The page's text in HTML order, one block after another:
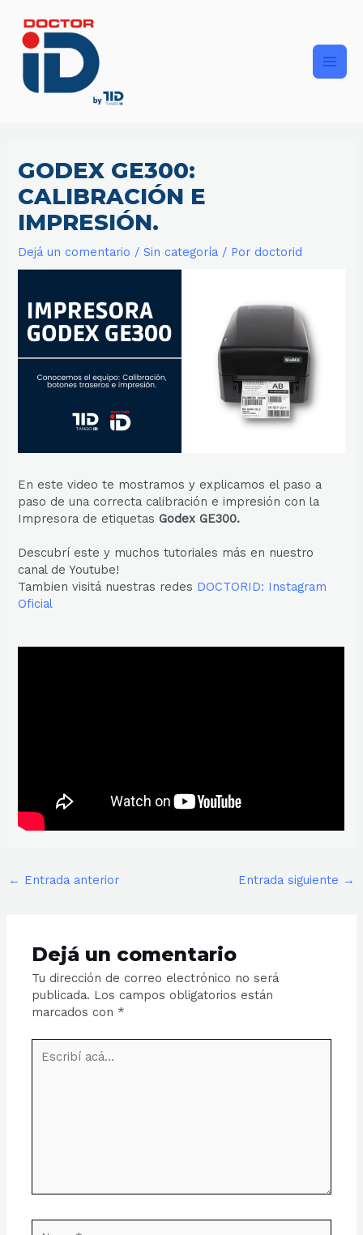
contenido
GODEX GE300:
CALIBRACIÓN E
IMPRESIÓN.
Dejá un comentario /Sin categoría / Por doctorid
En este video te mostramos y explicamos el paso a
paso de una correcta calibración e impresión con la
Impresora de etiquetasGodex GE300.
Descubrí este y muchos tutoriales más en nuestro
canal de Youtube!
Tambien visitá nuestras redes DOCTORID: Instagram
Oficial
← Entrada anterior Entrada siguiente →
Dejá un comentario
Tu dirección de correo electrónico no será
publicada. Los campos obligatorios están
marcados con *
acá...